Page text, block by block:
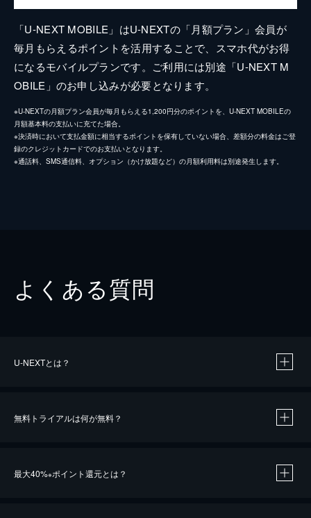
「U-NEXT MOBILE」はU-NEXTの「月額プラン」会員が
毎月もらえるポイントを活用することで、スマホ代がお得
になるモバイルプランです。ご利用には別途「U-NEXT M
OBILE」のお申し込みが必要となります。
※U-NEXTの月額プラン会員が毎月もらえる1,200円分のポイントを、U-NEXT MOBILEの
月額基本料の支払いに充てた場合。
※決済時において支払金額に相当するポイントを保有していない場合、差額分の料金はご登
録のクレジットカードでのお支払いとなります。
※通話料、SMS通信料、オプション（かけ放題など）の月額利用料は別途発生します。
よくある質問
U-NEXTとは？
無料トライアルは何が無料？
最大40%※ポイント還元とは？